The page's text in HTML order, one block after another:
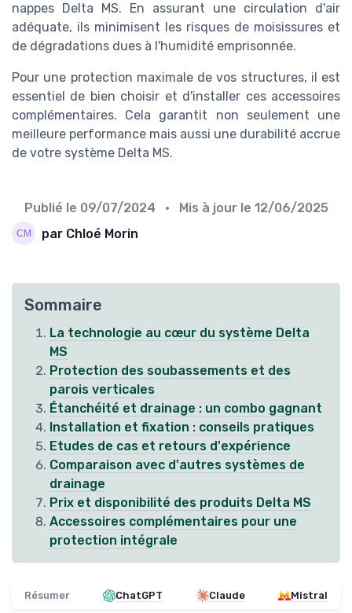
nappes Delta MS. En assurant une circulation d'air
adéquate, ils minimisent les risques de moisissures et
de dégradations dues à l'humidité emprisonnée.
Pour une protection maximale de vos structures, il est
essentiel de bien choisir et d'installer ces accessoires
complémentaires. Cela garantit non seulement une
meilleure performance mais aussi une durabilité accrue
de votre système Delta MS.
Publié le 09/07/2024 • Mis à jour le 12/06/2025
par Chloé Morin
Sommaire
La technologie au cœur du système Delta
MS
Protection des soubassements et des
parois verticales
Étanchéité et drainage : un combo gagnant
Installation et fixation : conseils pratiques
Etudes de cas et retours d'expérience
Comparaison avec d'autres systèmes de
drainage
Prix et disponibilité des produits Delta MS
Accessoires complémentaires pour une
protection intégrale
Résumer ChatGPT Claude Mistral